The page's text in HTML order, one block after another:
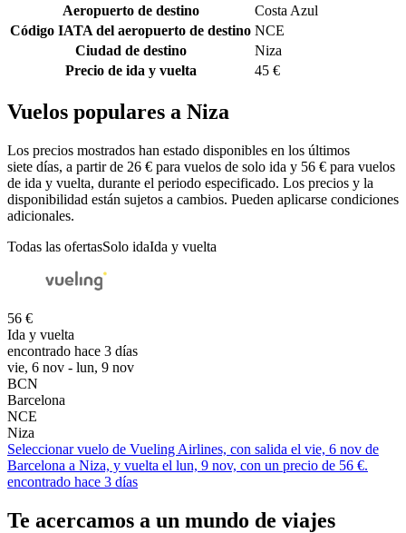
Aeropuerto de destino
Costa Azul
Código IATA del aeropuerto de destino NCE
Ciudad de destino
Niza
Precio de ida y vuelta
45 €
Vuelos populares a Niza
Los precios mostrados han estado disponibles en los últimos
siete días, a partir de 26 € para vuelos de solo ida y 56 € para vuelos
de ida y vuelta, durante el periodo especificado. Los precios y la
disponibilidad están sujetos a cambios. Pueden aplicarse condiciones
adicionales.
Todas las ofertasSolo idaIda y vuelta
56 €
Ida y vuelta
encontrado hace 3 días
vie, 6 nov - lun, 9 nov
BCN
Barcelona
NCE
Niza
Seleccionar vuelo de Vueling Airlines, con salida el vie, 6 nov de
Barcelona a Niza, y vuelta el lun, 9 nov, con un precio de 56 €.
encontrado hace 3 días
Te acercamos a un mundo de viajes